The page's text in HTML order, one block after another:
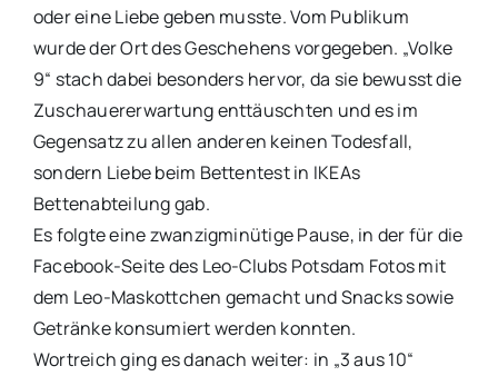
oder eine Liebe geben musste. Vom Publikum
wurde der Ort des Geschehens vorgegeben. „Volke
9“ stach dabei besonders hervor, da sie bewusst die
Zuschauererwartung enttäuschten und es im
Gegensatz zu allen anderen keinen Todesfall,
sondern Liebe beim Bettentest in IKEAs
Bettenabteilung gab.
Es folgte eine zwanzigminütige Pause, in der für die
Facebook-Seite des Leo-Clubs Potsdam Fotos mit
dem Leo-Maskottchen gemacht und Snacks sowie
Getränke konsumiert werden konnten.
Wortreich ging es danach weiter: in „3 aus 10“